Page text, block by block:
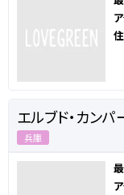
エルブド・カンパ
兵庫